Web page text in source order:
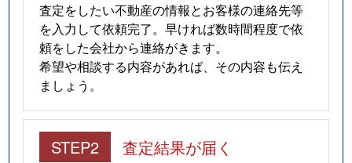
査定をしたい不動産の情報とお客様の連絡先等
を入力して依頼完了。早ければ数時間程度で依
頼をした会社から連絡がきます。
希望や相談する内容があれば、その内容も伝え
ましょう。
STEP2 査定結果が届く